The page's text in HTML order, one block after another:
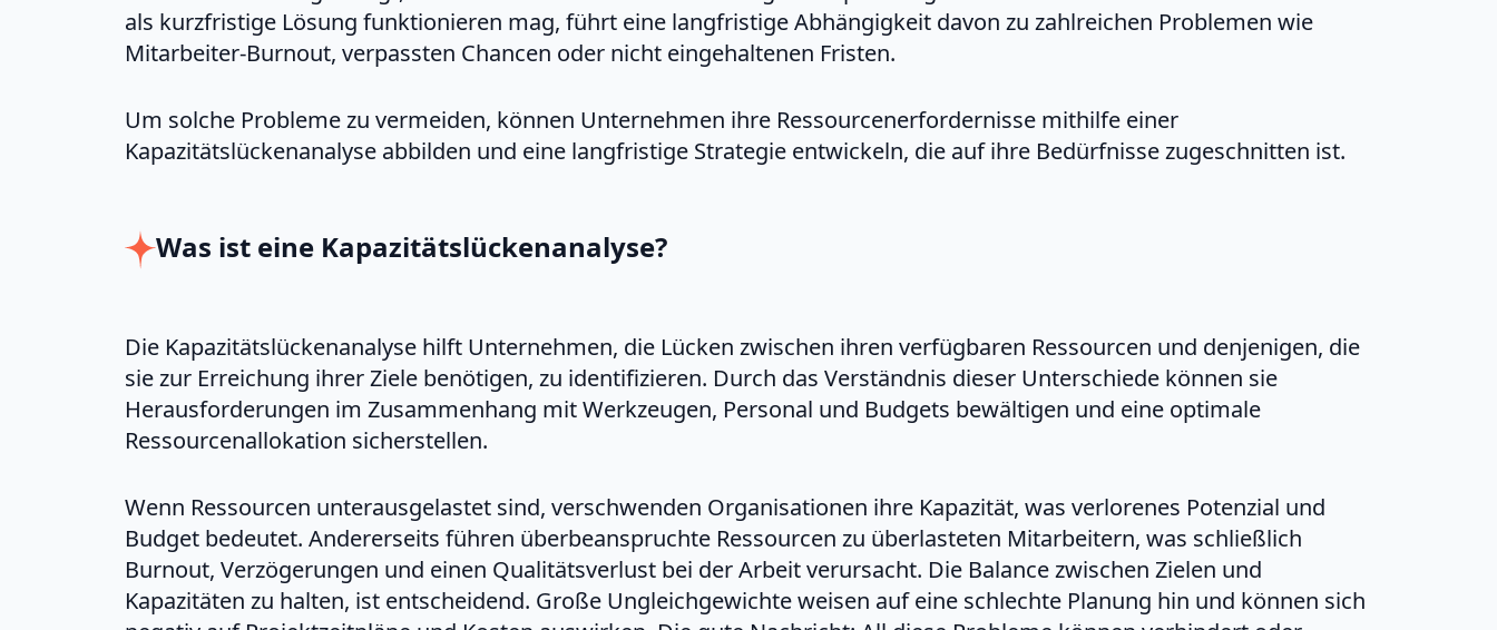
als kurzfristige Lösung funktionieren mag, führt eine langfristige Abhängigkeit davon zu zahlreichen Problemen wie
Mitarbeiter-Burnout, verpassten Chancen oder nicht eingehaltenen Fristen.
Um solche Probleme zu vermeiden, können Unternehmen ihre Ressourcenerfordernisse mithilfe einer
Kapazitätslückenanalyse abbilden und eine langfristige Strategie entwickeln, die auf ihre Bedürfnisse zugeschnitten ist.
Was ist eine Kapazitätslückenanalyse?
Die Kapazitätslückenanalyse hilft Unternehmen, die Lücken zwischen ihren verfügbaren Ressourcen und denjenigen, die
sie zur Erreichung ihrer Ziele benötigen, zu identifizieren. Durch das Verständnis dieser Unterschiede können sie
Herausforderungen im Zusammenhang mit Werkzeugen, Personal und Budgets bewältigen und eine optimale
Ressourcenallokation sicherstellen.
Wenn Ressourcen unterausgelastet sind, verschwenden Organisationen ihre Kapazität, was verlorenes Potenzial und
Budget bedeutet. Andererseits führen überbeanspruchte Ressourcen zu überlasteten Mitarbeitern, was schließlich
Burnout, Verzögerungen und einen Qualitätsverlust bei der Arbeit verursacht. Die Balance zwischen Zielen und
Kapazitäten zu halten, ist entscheidend. Große Ungleichgewichte weisen auf eine schlechte Planung hin und können sich